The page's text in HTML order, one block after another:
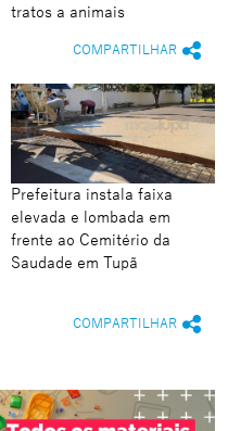
tratos a animais
COMPARTILHAR
Prefeitura instala faixa
elevada e lombada em
frente ao Cemitério da
Saudade em Tupã
COMPARTILHAR